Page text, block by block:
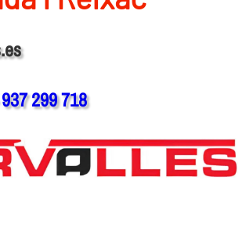
937 299 718